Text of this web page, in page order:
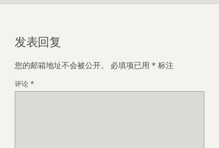
发表回复
您的邮箱地址不会被公开。 必填项已用 * 标注
评论 *